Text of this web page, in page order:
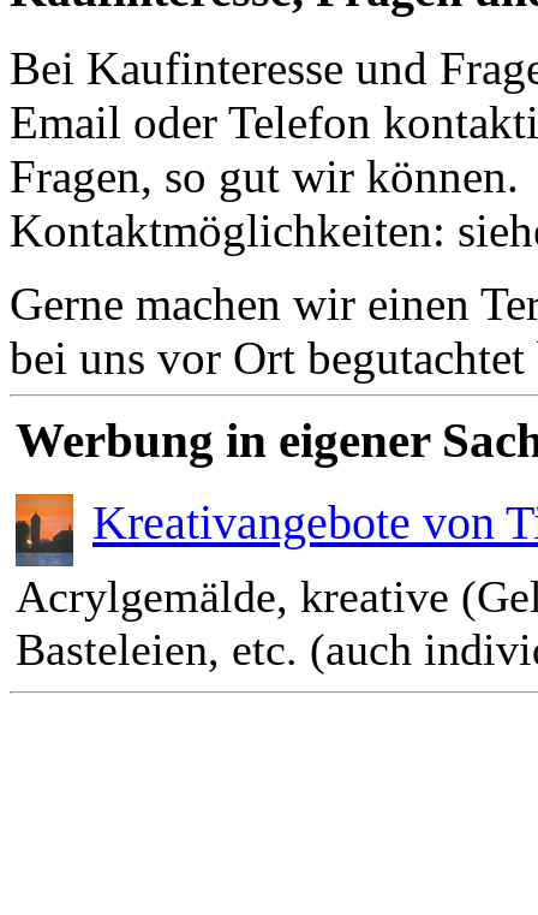
Bei Kaufinteresse und
Email oder Telefon
Fragen, so gut wir können.
Kontaktmöglichkeiten:
Gerne machen wir einen
bei uns vor Ort
Werbung in eigener
Kreativangebote von
Acrylgemälde, kreative
Basteleien, etc. (auch